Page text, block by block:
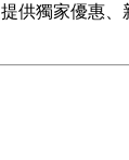
供獨家優惠、